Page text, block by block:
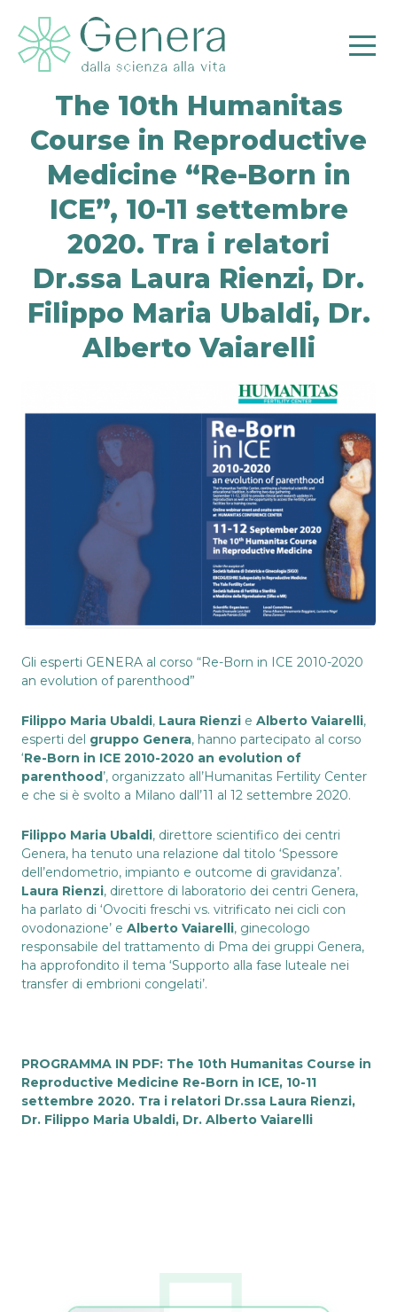
The 10th Humanitas
Course in Reproductive
Medicine “Re-Born in
ICE”, 10-11 settembre
2020. Tra i relatori
Dr.ssa Laura Rienzi, Dr.
Filippo Maria Ubaldi, Dr.
Alberto Vaiarelli
Gli esperti GENERA al corso “Re-Born in ICE 2010-2020
an evolution of parenthood”
Filippo Maria Ubaldi, Laura Rienzi e Alberto Vaiarelli,
esperti del gruppo Genera, hanno partecipato al corso
‘Re-Born in ICE 2010-2020 an evolution of
parenthood’, organizzato all’Humanitas Fertility Center
e che si è svolto a Milano dall’11 al 12 settembre 2020.
Filippo Maria Ubaldi, direttore scientifico dei centri
Genera, ha tenuto una relazione dal titolo ‘Spessore
dell’endometrio, impianto e outcome di gravidanza’.
Laura Rienzi, direttore di laboratorio dei centri Genera,
ha parlato di ‘Ovociti freschi vs. vitrificato nei cicli con
ovodonazione’ e Alberto Vaiarelli, ginecologo
responsabile del trattamento di Pma dei gruppi Genera,
ha approfondito il tema ‘Supporto alla fase luteale nei
transfer di embrioni congelati’.
PROGRAMMA IN PDF: The 10th Humanitas Course in
Reproductive Medicine Re-Born in ICE, 10-11
settembre 2020. Tra i relatori Dr.ssa Laura Rienzi,
Dr. Filippo Maria Ubaldi, Dr. Alberto Vaiarelli